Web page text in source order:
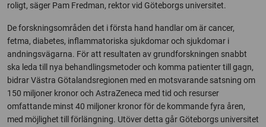
roligt, säger Pam Fredman, rektor vid Göteborgs universitet.
De forskningsområden det i första hand handlar om är cancer,
fetma, diabetes, inflammatoriska sjukdomar och sjukdomar i
andningsvägarna. För att resultaten av grundforskningen snabbt
ska leda till nya behandlingsmetoder och komma patienter till gagn,
bidrar Västra Götalandsregionen med en motsvarande satsning om
150 miljoner kronor och AstraZeneca med tid och resurser
omfattande minst 40 miljoner kronor för de kommande fyra åren,
med möjlighet till förlängning. Utöver detta går Göteborgs universitet